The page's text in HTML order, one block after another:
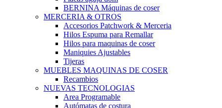
BERNINA Máquinas de coser
MERCERIA & OTROS
Accesorios Patchwork & Merceria
Hilos Espuma para Remallar
Hilos para maquinas de coser
Maniquies Ajustables
Tijeras
MUEBLES MAQUINAS DE COSER
Recambios
NUEVAS TECNOLOGIAS
Area Programable
Autómatas de costura